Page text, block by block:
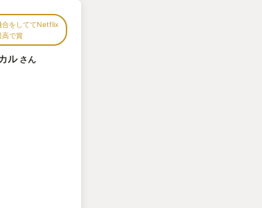
合をしててNetflix
高で賞
ルさん